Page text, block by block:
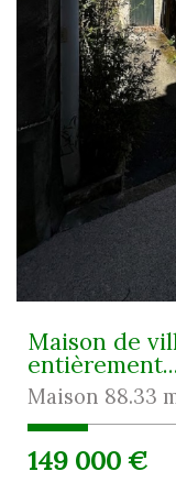
Maison de
Maison 88.33
149 000 €